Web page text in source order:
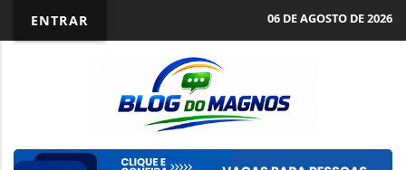
ENTRAR 06 DE AGOSTO DE 2026